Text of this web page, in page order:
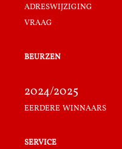
adreswijziging
vraag
beurzen
2024/2025
eerdere winnaars
service